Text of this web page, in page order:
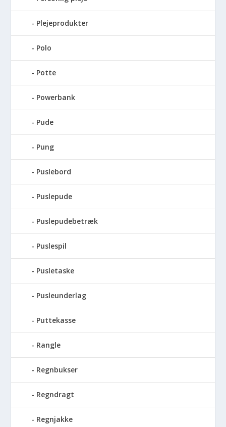
Plejeprodukter
Polo
Potte
Powerbank
Pude
Pung
Puslebord
Puslepude
Puslepudebetræk
Puslespil
Pusletaske
Pusleunderlag
Puttekasse
Rangle
Regnbukser
Regndragt
Regnjakke